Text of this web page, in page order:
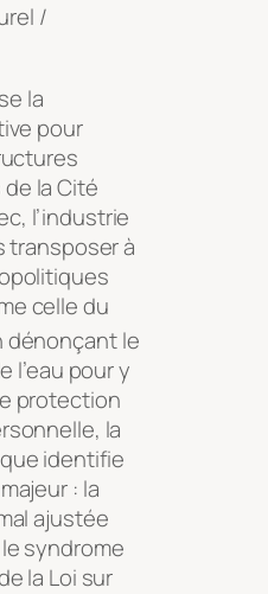
/
la
pour
la Cité
l’industrie
transposer à
celle du
dénonçant le
l’eau pour y
protection
la
identifie
: la
ajustée
syndrome
la Loi sur